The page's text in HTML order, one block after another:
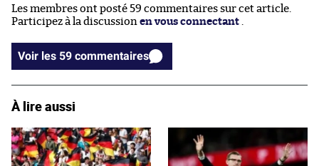
Les membres ont posté 59 commentaires sur cet article.
Participez à la discussion en vous connectant
Voir les 59 commentaires
À lire aussi